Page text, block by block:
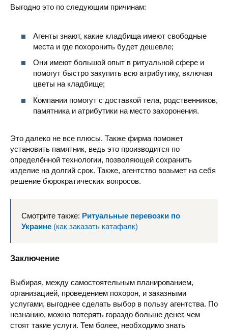
Выгодно это по следующим причинам:
Агенты знают, какие кладбища имеют свободные
места и где похоронить будет дешевле;
Они имеют большой опыт в ритуальной сфере и
помогут быстро закупить всю атрибутику, включая
цветы на кладбище;
Компании помогут с доставкой тела, родственников,
памятника и атрибутики на место захоронения.
Это далеко не все плюсы. Также фирма поможет
установить памятник, ведь это производится по
определённой технологии, позволяющей сохранить
изделие на долгий срок. Также, агентство возьмет на себя
решение бюрократических вопросов.
Смотрите также: Ритуальные перевозки по
Украине (как заказать катафалк)
Заключение
Выбирая, между самостоятельным планированием,
организацией, проведением похорон, и заказными
услугами, выгоднее сделать выбор в пользу агентства. По
незнанию, можно потерять гораздо больше денег, чем
стоят такие услуги. Тем более, необходимо знать